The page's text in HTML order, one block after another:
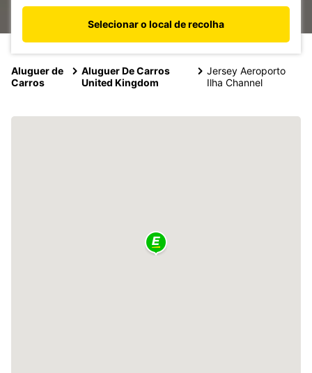
Selecionar o local de recolha
Aluguer de
Carros
Aluguer De Carros
United Kingdom
Jersey Aeroporto
Ilha Channel